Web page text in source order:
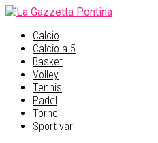
Calcio
Calcio a 5
Basket
Volley
Tennis
Padel
Tornei
Sport vari